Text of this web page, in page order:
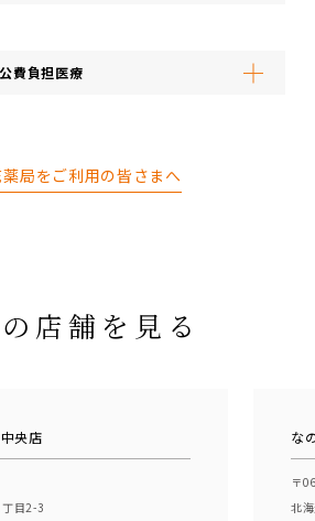
費負担医療
局をご利用の皆さまへ
店舗を見る
央店
目2-3
な
〒
北